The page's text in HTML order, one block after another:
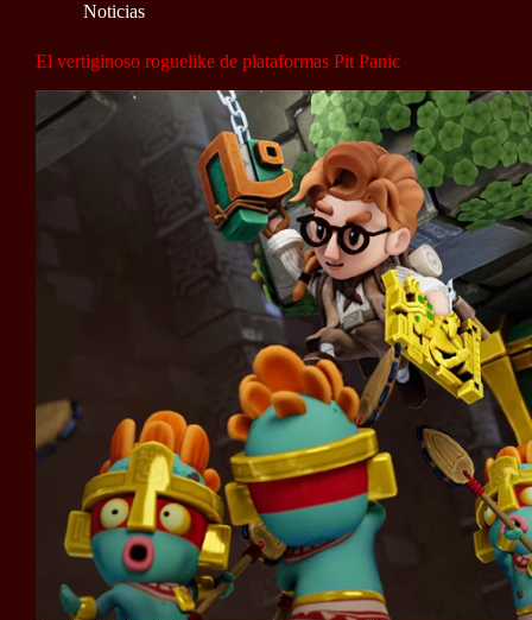
Noticias
El vertiginoso roguelike de plataformas Pit Panic